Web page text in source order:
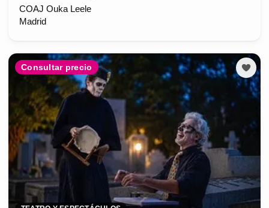
COAJ Ouka Leele
Madrid
Consultar precio